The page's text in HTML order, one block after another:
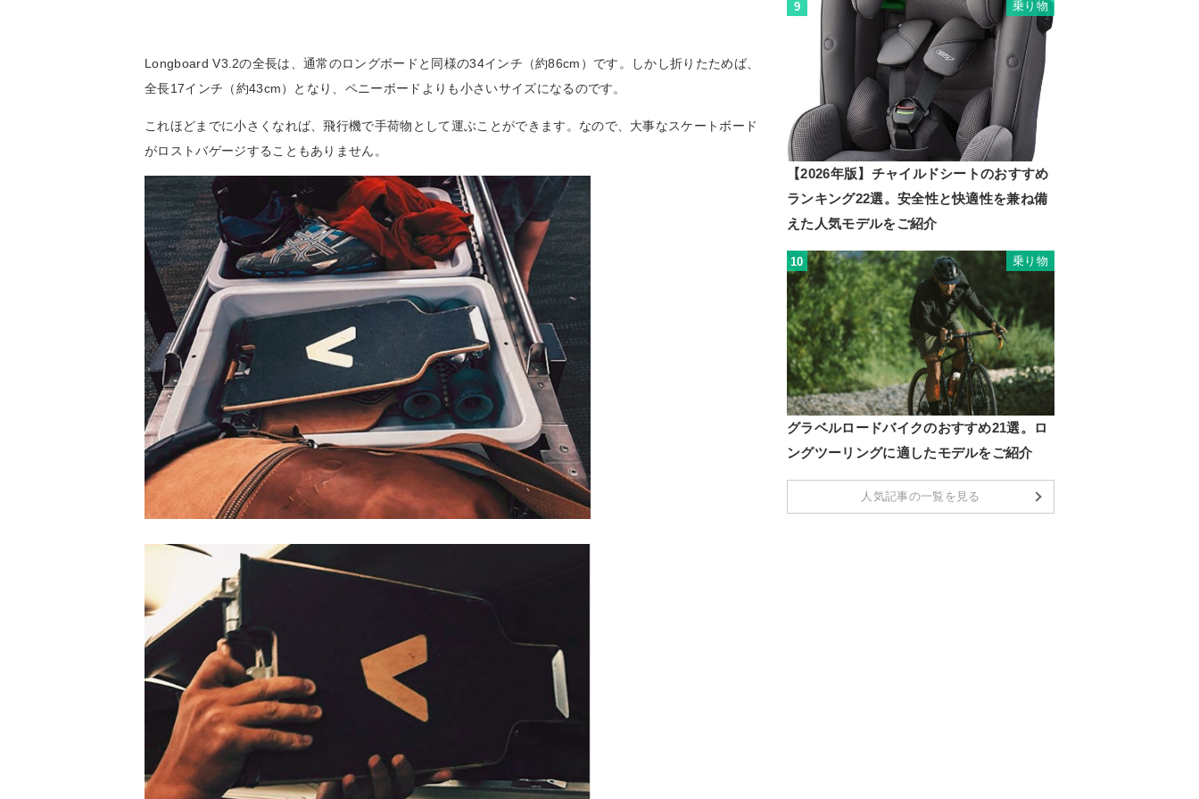
Longboard V3.2の全長は、通常のロングボードと同様の34インチ（約86cm）です。しかし折りたためば、
全長17インチ（約43cm）となり、ペニーボードよりも小さいサイズになるのです。
これほどまでに小さくなれば、飛行機で手荷物として運ぶことができます。なので、大事なスケートボード
がロストバゲージすることもありません。
9 乗り物
【2026年版】チャイルドシートのおすすめ
ランキング22選。安全性と快適性を兼ね備
えた人気モデルをご紹介
10 乗り物
グラベルロードバイクのおすすめ21選。ロ
ングツーリングに適したモデルをご紹介
人気記事の一覧を見る